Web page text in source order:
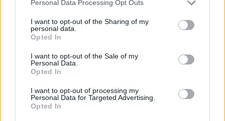
not limited to your visit or usage behaviour. You may click to
grant or deny consent to Google and its third-party tags to
use your data for below specified purposes in below Google
consent section.
Personal Data Processing Opt Outs
I want to opt-out of the Sharing of my
personal data.
Opted In
I want to opt-out of the Sale of my
Personal Data.
Opted In
I want to opt-out of processing my
Personal Data for Targeted Advertising.
Opted In
MIT LEHET TENNI, HA A BABA NEM FOGADJA EL A
CUMISÜVEGET?
elutasítja a cumisüveget.